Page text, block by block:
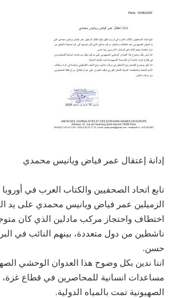
إدانة إعتقال عمر فياض ويانيس محمدي
تابع اتحاد الصحفيين والكتاب العرب في
الزميلين عمر فياض ويانيس محمدي على يد
اختطاف واحتجاز مركب مادلين الذي كان
ناشطين من دول متعددة، بينهم النائب في
حسن.
اننا ندين بكل وضوح هذا العدوان الوحشي
مساعدات انسانية للمحاصرين في قطاع
الصهيونية تمت بالمياه الدولية.